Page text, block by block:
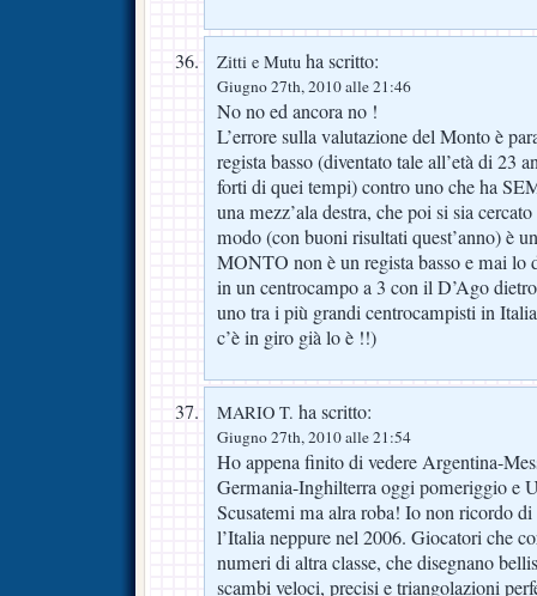
Zitti e Mutu ha scritto:
Giugno 27th, 2010 alle 21:46
No no ed ancora no !
L’errore sulla valutazione del Monto è
regista basso (diventato tale all’età di 23
forti di quei tempi) contro uno che ha
una mezz’ala destra, che poi si sia
modo (con buoni risultati quest’anno) è
MONTO non è un regista basso e mai lo
in un centrocampo a 3 con il D’Ago
uno tra i più grandi centrocampisti in
c’è in giro già lo è !!)
MARIO T. ha scritto:
Giugno 27th, 2010 alle 21:54
Ho appena finito di vedere Argentina-
Germania-Inghilterra oggi pomeriggio e
Scusatemi ma alra roba! Io non ricordo
l’Italia neppure nel 2006. Giocatori che
numeri di altra classe, che disegnano
scambi veloci, precisi e triangolazioni